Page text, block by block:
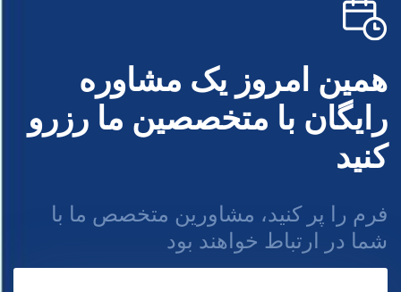
همین امروز یک مشاوره
رایگان با متخصصین ما رزرو
کنید
فرم را پر کنید، مشاورین متخصص ما با
شما در ارتباط خواهند بود